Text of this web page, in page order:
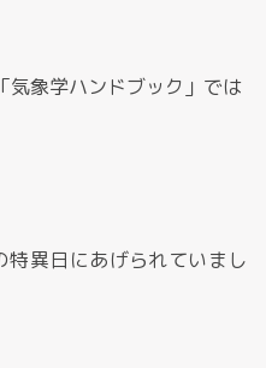
象学ハンドブック」では
異日にあげられていまし